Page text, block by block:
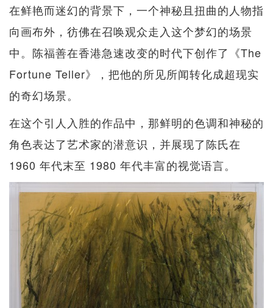
在鲜艳而迷幻的背景下，一个神秘且扭曲的人物指
向画布外，彷佛在召唤观众走入这个梦幻的场景
中。陈福善在香港急速改变的时代下创作了《The
Fortune Teller》，把他的所见所闻转化成超现实
的奇幻场景。
在这个引人入胜的作品中，那鲜明的色调和神秘的
角色表达了艺术家的潜意识，并展现了陈氏在
1960 年代末至 1980 年代丰富的视觉语言。